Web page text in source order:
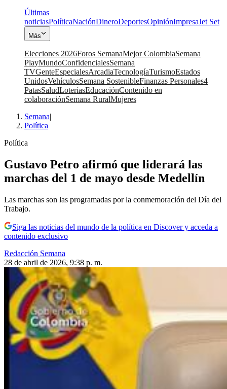
Últimas
noticiasPolíticaNaciónDineroDeportesOpiniónImpresaJet Set
Más
Elecciones 2026Foros SemanaMejor ColombiaSemana
PlayMundoConfidencialesSemana
TVGenteEspecialesArcadiaTecnologíaTurismoEstados
UnidosVehículosSemana SostenibleFinanzas Personales4
PatasSaludLoteríasEducaciónContenido en
colaboraciónSemana RuralMujeres
Semana|
Política
Política
Gustavo Petro afirmó que liderará las
marchas del 1 de mayo desde Medellín
Las marchas son las programadas por la conmemoración del Día del
Trabajo.
Siga las noticias del mundo de la política en Discover y acceda a
contenido exclusivo
Redacción Semana
28 de abril de 2026, 9:38 p. m.